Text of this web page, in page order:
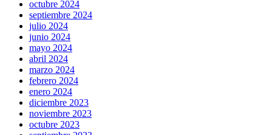
octubre 2024
septiembre 2024
julio 2024
junio 2024
mayo 2024
abril 2024
marzo 2024
febrero 2024
enero 2024
diciembre 2023
noviembre 2023
octubre 2023